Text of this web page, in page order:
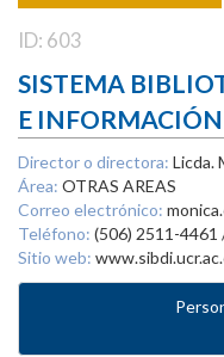
ID: 603
SISTEMA
E INFORMACIÓN
Director o directora: Licda.
Área: OTRAS AREAS
Correo electrónico:
Teléfono: (506) 2511-4461
Sitio web: